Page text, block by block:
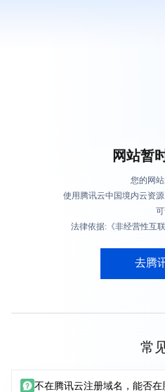
网站暂
您的网
使用腾讯云中国境内云资
法律依据:《非经营性互
去腾
常
不在腾讯云注册域名，能否在